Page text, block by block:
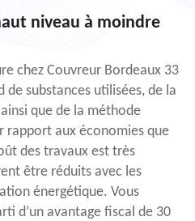
niveau à moindre
chez Couvreur Bordeaux 33
de substances utilisées, de la
que de la méthode
rapport aux économies que
des travaux est très
être réduits avec les
énergétique. Vous
d’un avantage fiscal de 30